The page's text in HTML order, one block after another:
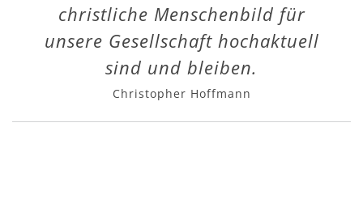
christliche Menschenbild für
unsere Gesellschaft hochaktuell
sind und bleiben.
Christopher Hoffmann